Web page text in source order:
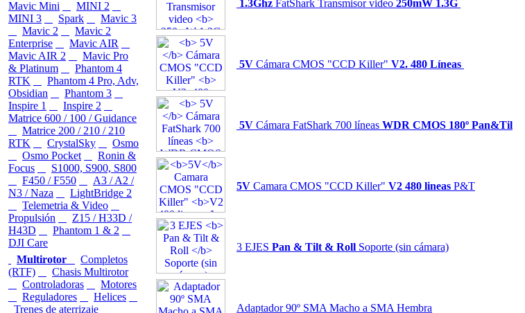
Mavic Mini
MINI 2
MINI 3
Spark
Mavic 3
Mavic 2
Mavic 2
Enterprise
Mavic AIR
Mavic AIR 2
Mavic Pro
& Platinum
Phantom 4
RTK
Phantom 4 Pro, Adv,
Obsidian
Phantom 3
Inspire 1
Inspire 2
Matrice 600 / 100 / Guidance
Matrice 200 / 210 / 210
RTK
CrystalSky
Osmo
Osmo Pocket
Ronin &
Focus
S1000, S900, S800
F450 / F550
A3 / A2 /
N3 / Naza
LightBridge 2
Telemetria & Video
Propulsión
Z15 / H33D /
H43D
Phantom 1 & 2
DJI Care
Multirotor
Completos
(RTF)
Chasis Multirotor
Controladoras
Motores
Reguladores
Helices
Trenes de aterrizaje
1.3Ghz FatShark Transmisor video 250mW 1.3G
5V Cámara CMOS "CCD Killer" V2. 480 Líneas
5V Cámara FatShark 700 líneas WDR CMOS 180º Pan&Til
5V Camara CMOS "CCD Killer" V2 480 lineas P&T
3 EJES Pan & Tilt & Roll Soporte (sin cámara)
Adaptador 90º SMA Macho a SMA Hembra